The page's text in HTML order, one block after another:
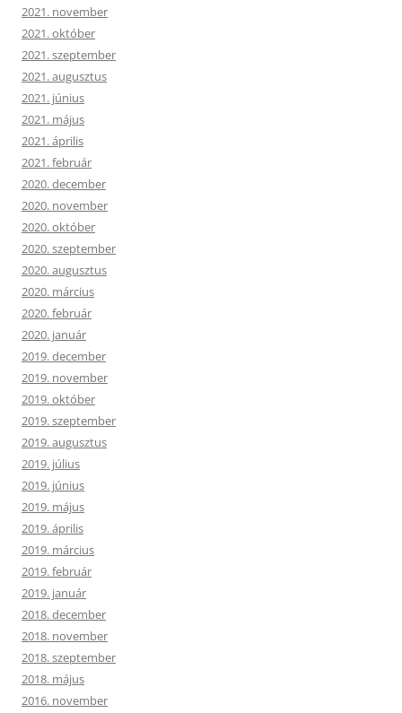
2021. november
2021. október
2021. szeptember
2021. augusztus
2021. június
2021. május
2021. április
2021. február
2020. december
2020. november
2020. október
2020. szeptember
2020. augusztus
2020. március
2020. február
2020. január
2019. december
2019. november
2019. október
2019. szeptember
2019. augusztus
2019. július
2019. június
2019. május
2019. április
2019. március
2019. február
2019. január
2018. december
2018. november
2018. szeptember
2018. május
2016. november